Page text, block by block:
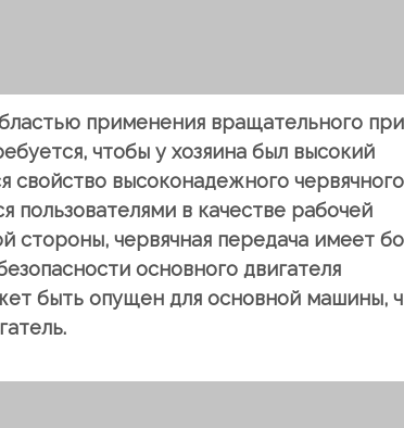
применения вращательного
чтобы у хозяина был высокий
высоконадежного червячного
пользователями в качестве рабочей
стороны, червячная передача имеет
основного двигателя
быть опущен для основной машины,